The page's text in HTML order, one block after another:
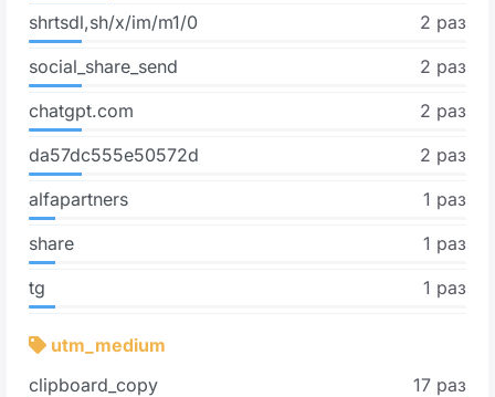
shrtsdl,sh/x/im/m1/0
2 раз
social_share_send
2 раз
chatgpt.com
2 раз
da57dc555e50572d
2 раз
alfapartners
1 раз
share
1 раз
tg
1 раз
utm_medium
clipboard_copy
17 раз